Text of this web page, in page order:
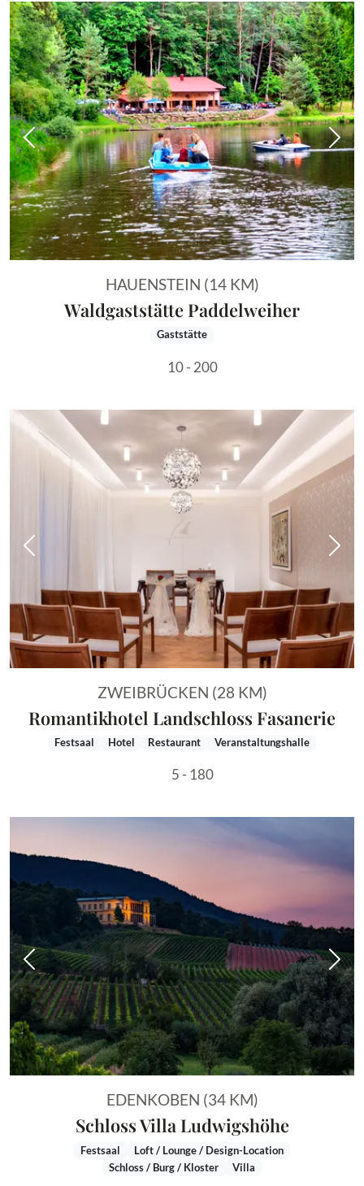
Vorheriges Bild
HAUENSTEIN (14 KM)
Waldgaststätte Paddelweiher
Gaststätte
10 - 200
Vorheriges Bild
ZWEIBRÜCKEN (28 KM)
Romantikhotel Landschloss Fasanerie
Festsaal Hotel Restaurant Veranstaltungshalle
5 - 180
Vorheriges Bild
EDENKOBEN (34 KM)
Schloss Villa Ludwigshöhe
Festsaal
Loft / Lounge / Design-Location
Schloss / Burg / Kloster
Villa